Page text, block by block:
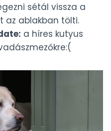
sétál vissza a
az ablakban tölti.
a híres kutyus